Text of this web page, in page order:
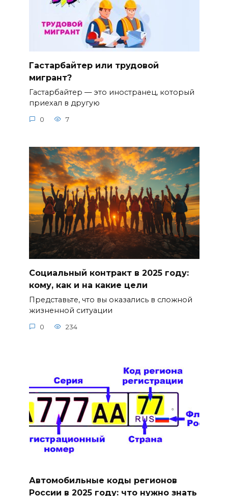
Гастарбайтер или трудовой
мигрант?
Гастарбайтер — это иностранец, который
приехал в другую
0 7
Социальный контракт в 2025 году:
кому, как и на какие цели
Представьте, что вы оказались в сложной
жизненной ситуации
0 234
Автомобильные коды регионов
России в 2025 году: что нужно знать